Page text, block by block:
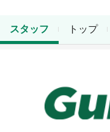
トップ
スタッフ
奥野